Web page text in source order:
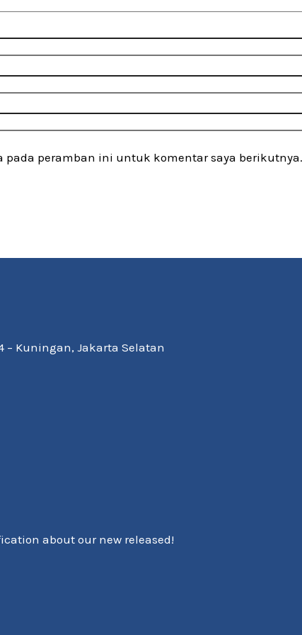
pada peramban ini untuk komentar saya
– Kuningan, Jakarta Selatan
about our new released!